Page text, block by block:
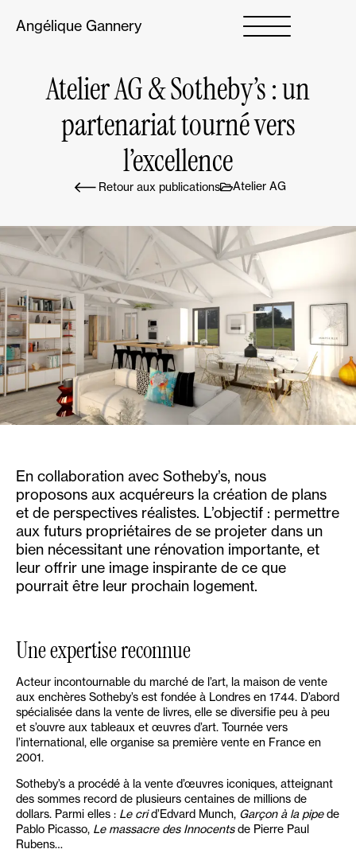
Angélique Gannery
Atelier AG & Sotheby’s : un
partenariat tourné vers
l’excellence
Retour aux publications Atelier AG
En collaboration avec Sotheby’s, nous
proposons aux acquéreurs la création de plans
et de perspectives réalistes. L’objectif : permettre
aux futurs propriétaires de se projeter dans un
bien nécessitant une rénovation importante, et
leur offrir une image inspirante de ce que
pourrait être leur prochain logement.
Une expertise reconnue
Acteur incontournable du marché de l’art, la maison de vente
aux enchères Sotheby’s est fondée à Londres en 1744. D’abord
spécialisée dans la vente de livres, elle se diversifie peu à peu
et s’ouvre aux tableaux et œuvres d’art. Tournée vers
l’international, elle organise sa première vente en France en
2001.
Sotheby’s a procédé à la vente d’œuvres iconiques, atteignant
des sommes record de plusieurs centaines de millions de
dollars. Parmi elles : Le crid’Edvard Munch, Garçon à la pipede
Pablo Picasso, Le massacre des Innocentsde Pierre Paul
Rubens…